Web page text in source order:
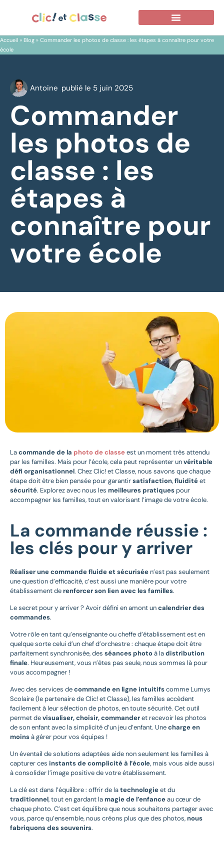
Accueil » Blog » Commander les photos de classe : les étapes à connaître pour votre
école
Antoine publié le 5 juin 2025
Commander
les photos de
classe : les
étapes à
connaître pour
votre école
Lacommande de la photo de classeest un moment très attendu
par les familles. Mais pour l’école, cela peut représenter unvéritable
défi organisationnel. Chez Clic! et Classe, nous savons que chaque
étape doit être bien pensée pour garantirsatisfaction,fluiditéet
sécurité. Explorez avec nous les meilleures pratiques pour
accompagner les familles, tout en valorisant l’image de votre école.
La commande réussie :
les clés pour y arriver
Réaliser une commande fluide et sécurisée n’est pas seulement
une question d’efficacité, c’est aussi une manière pour votre
établissement derenforcer son lien avec les familles.
Le secret pour y arriver ? Avoir défini en amont uncalendrier des
commandes.
Votre rôle en tant qu’enseignante ou cheffe d’établissement est en
quelque sorte celui d’un chef d’orchestre : chaque étape doit être
parfaitement synchronisée, des séances photoà ladistribution
finale. Heureusement, vous n’êtes pas seule, nous sommes là pour
vous accompagner !
Avec des services decommande en ligne intuitifscomme Lumys
Scolaire (le partenaire de Clic! et Classe), les familles accèdent
facilement à leur sélection de photos, en toute sécurité. Cet outil
permet devisualiser, choisir, commanderet recevoir les photos
de son enfant avec la simplicité d’un jeu d’enfant. Unecharge en
moinsà gérer pour vos équipes !
Un éventail de solutions adaptées aide non seulement les familles à
capturer ces instants de complicité à l’école, mais vous aide aussi
à consolider l’image positive de votre établissement.
La clé est dans l’équilibre : offrir de latechnologieet du
traditionnel, tout en gardant lamagie de l’enfanceau cœur de
chaque photo. C’est cet équilibre que nous souhaitons partager avec
vous, parce qu’ensemble, nous créons plus que des photos,nous
fabriquons des souvenirs.